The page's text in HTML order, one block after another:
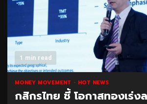
1 min read
MONEY MOVEMENT HOT NEWS
กสิกรไทย ชี้ โอกาสทองเร่ง